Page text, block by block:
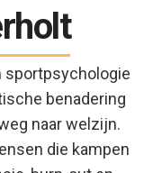
sportpsychologie
benadering
naar welzijn.
die kampen